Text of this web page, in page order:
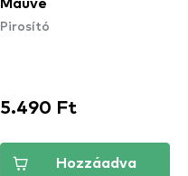
Mauve
Pirosító
5.490 Ft
Hozzáadva